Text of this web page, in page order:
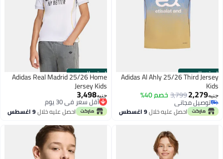
الستور الرسمي
Adidas Al Ahly 25/26 Third Jersey
Kids
جنيه2,279
3,799خصم 40%
توصيل مجاني
توصيل مجانياحصل عليه خلال9 اغسطس
الستور الرسمي
Adidas Real Madrid 25/26 Home
Jersey Kids
جنيه3,498
أقل سعر في 30 يوم
توصيل مجاني
أقل سعر في 30 يوماحصل عليه خلال9 اغسطس